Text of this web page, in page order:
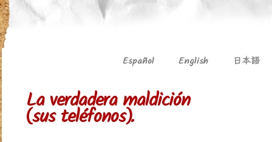
Español English 日本語
La verdadera maldición
(sus teléfonos).